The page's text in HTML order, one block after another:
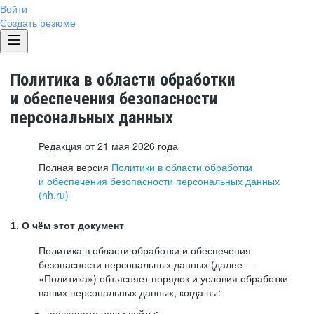
Войти
Создать резюме
Политика в области обработки
и обеспечения безопасности
персональных данных
Редакция от 21 мая 2026 года
Полная версия Политики в области обработки
и обеспечения безопасности персональных данных
(hh.ru)
1. О чём этот документ
Политика в области обработки и обеспечения
безопасности персональных данных (далее —
«Политика») объясняет порядок и условия обработки
ваших персональных данных, когда вы: